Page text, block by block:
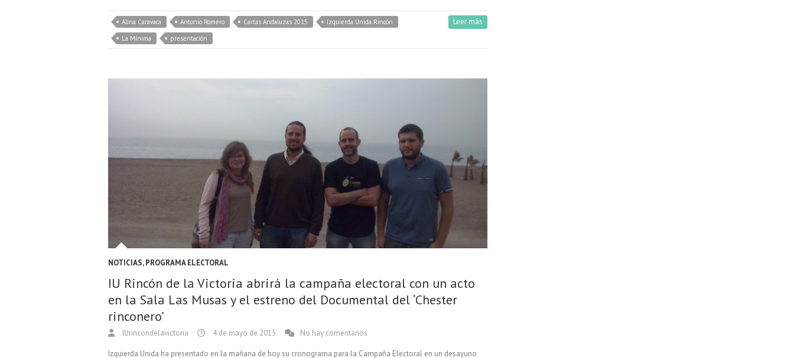
Alina Caravaca Antonio Romero Cartas Andaluzas 2015
Izquierda Unida Rincón
La Mínima
presentación
Leer más
NOTICIAS,PROGRAMA ELECTORAL
IU Rincón de la Victoria abrirá la campaña electoral con un acto
en la Sala Las Musas y el estreno del Documental del ‘Chester
rinconero’
IUrincondelavictoria 4 de mayo de 2015 No hay comentarios
Izquierda Unida ha presentado en la mañana de hoy su cronograma para la Campaña Electoral en un desayuno